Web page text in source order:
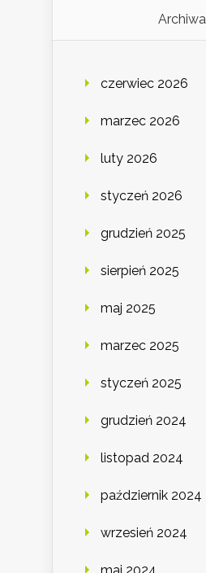
Archiwa
czerwiec 2026
marzec 2026
luty 2026
styczeń 2026
grudzień 2025
sierpień 2025
maj 2025
marzec 2025
styczeń 2025
grudzień 2024
listopad 2024
październik 2024
wrzesień 2024
maj 2024